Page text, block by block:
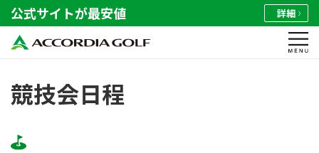
公式サイトが最安値 詳細
競技会日程